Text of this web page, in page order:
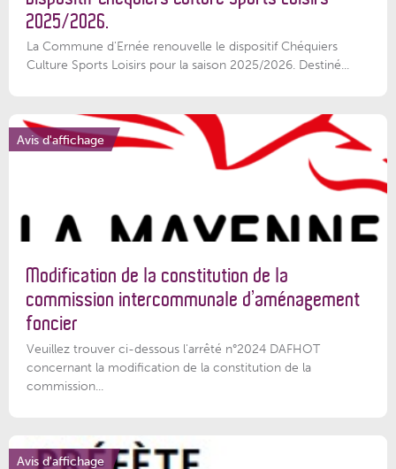
2025/2026.
La Commune d'Ernée renouvelle le dispositif Chéquiers
Culture Sports Loisirs pour la saison 2025/2026. Destiné...
Avis d'affichage
Modification de la constitution de la
commission intercommunale d’aménagement
foncier
Veuillez trouver ci-dessous l'arrêté n°2024 DAFHOT
concernant la modification de la constitution de la
commission...
Avis d'affichage